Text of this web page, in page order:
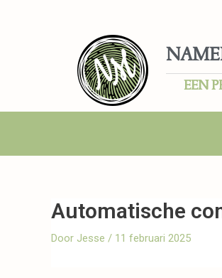
EEN
Automatische
Door Jesse / 11 februari 2025